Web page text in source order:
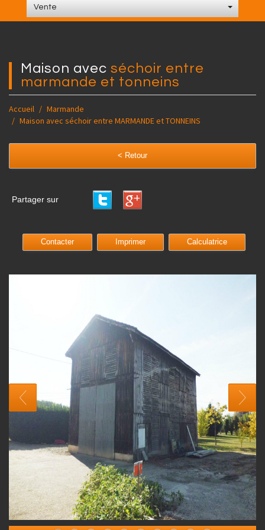
Vente
maison avec séchoir entre
marmande et tonneins
Accueil
Marmande
Maison avec séchoir entre MARMANDE et TONNEINS
< Retour
Partager sur
Contacter Imprimer Calculatrice